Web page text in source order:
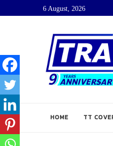
6 August, 2026
HOME TT